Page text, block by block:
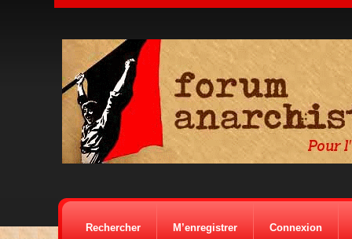
Rechercher M’enregistrer Connexion